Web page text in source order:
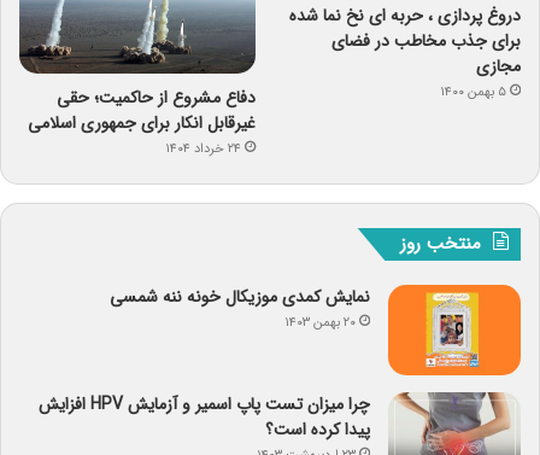
دروغ پردازی ، حربه ای نخ نما شده
برای جذب مخاطب در فضای
مجازی
۵ بهمن ۱۴۰۰
دفاع مشروع از حاکمیت؛ حقی
غیرقابل انکار برای جمهوری اسلامی
۲۴ خرداد ۱۴۰۴
منتخب روز
نمایش کمدی موزیکال خونه ننه شمسی
۲۰ بهمن ۱۴۰۳
چرا میزان تست پاپ اسمیر و آزمایش HPV افزایش
پیدا کرده است؟